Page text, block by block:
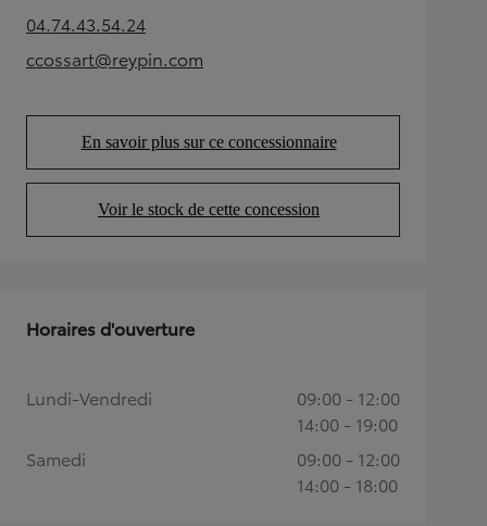
04.74.43.54.24(Opens in new tab)
ccossart@reypin.com
(Opens in new tab)
En savoir plus sur ce concessionnaire
(Opens in new tab)
Voir le stock de cette concession
(Opens in new tab)
Horaires d'ouverture
Lundi-Vendredi
09:00 - 12:00
14:00 - 19:00
Samedi
09:00 - 12:00
14:00 - 18:00